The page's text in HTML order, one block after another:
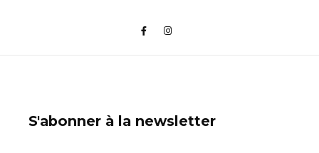
S'abonner à la newsletter